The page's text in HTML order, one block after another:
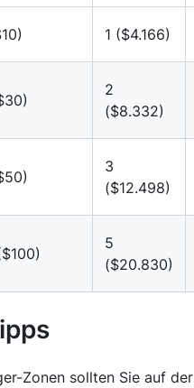
1 ($4.166)
2
($8.332)
3
($12.498)
5
($20.830)
Zonen sollten Sie auf der